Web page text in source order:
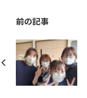
前の記事